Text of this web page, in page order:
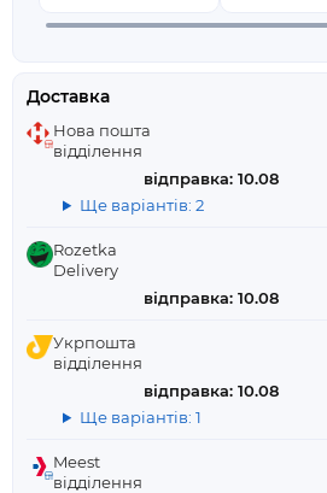
Доставка
Нова пошта
відділення
відправка: 10.08
Ще варіантів: 2
Rozetka
Delivery
відправка: 10.08
Укрпошта
відділення
відправка: 10.08
Ще варіантів: 1
Meest
відділення